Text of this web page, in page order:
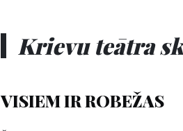
Krievu teātra
VISIEM IR ROBEŽAS